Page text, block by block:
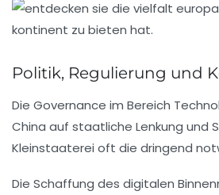
Politik, Regulierung und
Die Governance im Bereich
China auf staatliche Lenkung und
Kleinstaaterei oft die dringend
Die Schaffung des digitalen